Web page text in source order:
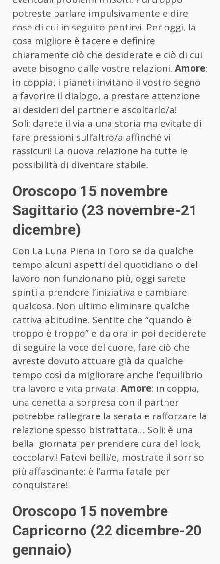
potreste parlare impulsivamente e dire
cose di cui in seguito pentirvi. Per oggi, la
cosa migliore è tacere e definire
chiaramente ciò che desiderate e ciò di cui
avete bisogno dalle vostre relazioni. Amore:
in coppia, i pianeti invitano il vostro segno
a favorire il dialogo, a prestare attenzione
ai desideri del partner e ascoltarlo/a!
Soli: darete il via a una storia ma evitate di
fare pressioni sull’altro/a affinché vi
rassicuri! La nuova relazione ha tutte le
possibilità di diventare stabile.
Oroscopo 15 novembre
Sagittario (23 novembre-21
dicembre)
Con La Luna Piena in Toro se da qualche
tempo alcuni aspetti del quotidiano o del
lavoro non funzionano più, oggi sarete
spinti a prendere l’iniziativa e cambiare
qualcosa. Non ultimo eliminare qualche
cattiva abitudine. Sentite che “quando è
troppo è troppo” e da ora in poi deciderete
di seguire la voce del cuore, fare ciò che
avreste dovuto attuare già da qualche
tempo così da migliorare anche l’equilibrio
tra lavoro e vita privata. Amore: in coppia,
una cenetta a sorpresa con il partner
potrebbe rallegrare la serata e rafforzare la
relazione spesso bistrattata… Soli: è una
bella giornata per prendere cura del look,
coccolarvi! Fatevi belli/e, mostrate il sorriso
più affascinante: è l’arma fatale per
conquistare!
Oroscopo 15 novembre
Capricorno (22 dicembre-20
gennaio)